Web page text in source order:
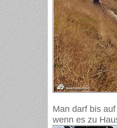
Man darf bis
wenn es zu